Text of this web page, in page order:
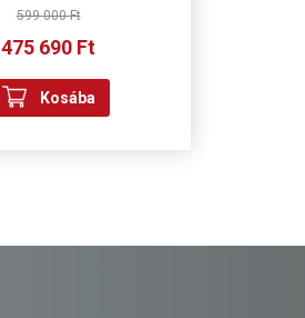
599 000 Ft
475 690 Ft
Kosába